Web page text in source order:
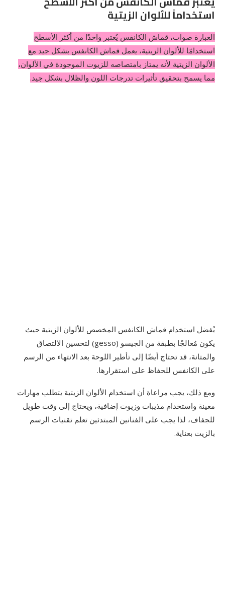
استخداماً للألوان الزيتية
العبارة صواب، قماش الكانفس يُعتبر واحدًا من أكثر الأسطح
استخدامًا للألوان الزيتية، يعمل قماش الكانفس بشكل جيد مع
الألوان الزيتية لأنه يمتاز بامتصاصه للزيوت الموجودة في الألوان،
مما يسمح بتحقيق تأثيرات تدرجات اللون والظلال بشكل جيد.
يُفضل استخدام قماش الكانفس المخصص للألوان الزيتية حيث
يكون مُعالجًا بطبقة من الجيسو (gesso) لتحسين الالتصاق
والمتانة، قد تحتاج أيضًا إلى تأطير اللوحة بعد الانتهاء من الرسم
على الكانفس للحفاظ على استقرارها.
ومع ذلك، يجب مراعاة أن استخدام الألوان الزيتية يتطلب مهارات
معينة واستخدام مذيبات وزيوت إضافية، ويحتاج إلى وقت طويل
للجفاف، لذا يجب على الفنانين المبتدئين تعلم تقنيات الرسم
بالزيت بعناية.